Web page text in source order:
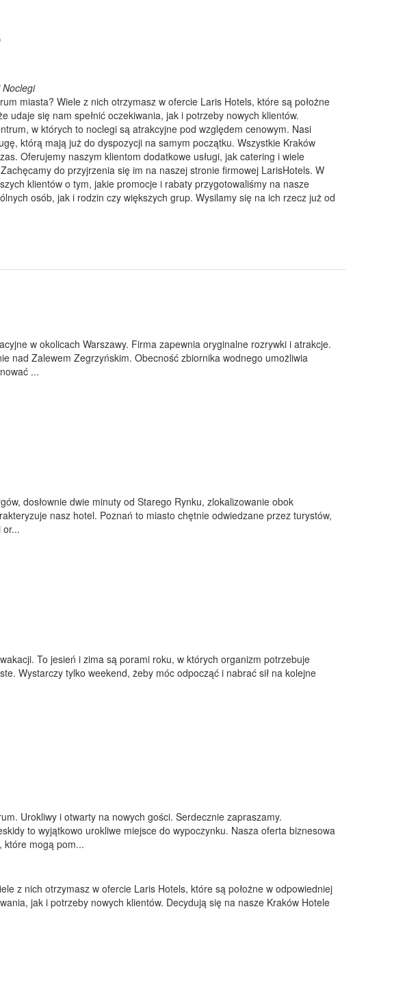
Noclegi
miasta? Wiele z nich otrzymasz w ofercie Laris Hotels, które są położne
udaje się nam spełnić oczekiwania, jak i potrzeby nowych klientów.
w których to noclegi są atrakcyjne pod względem cenowym. Nasi
którą mają już do dyspozycji na samym początku. Wszystkie Kraków
Oferujemy naszym klientom dodatkowe usługi, jak catering i wiele
do przyjrzenia się im na naszej stronie firmowej LarisHotels. W
klientów o tym, jakie promocje i rabaty przygotowaliśmy na nasze
osób, jak i rodzin czy większych grup. Wysilamy się na ich rzecz już od
w okolicach Warszawy. Firma zapewnia oryginalne rozrywki i atrakcje.
nad Zalewem Zegrzyńskim. Obecność zbiornika wodnego umożliwia
...
dosłownie dwie minuty od Starego Rynku, zlokalizowanie obok
nasz hotel. Poznań to miasto chętnie odwiedzane przez turystów,
To jesień i zima są porami roku, w których organizm potrzebuje
Wystarczy tylko weekend, żeby móc odpocząć i nabrać sił na kolejne
Urokliwy i otwarty na nowych gości. Serdecznie zapraszamy.
to wyjątkowo urokliwe miejsce do wypoczynku. Nasza oferta biznesowa
które mogą pom...
z nich otrzymasz w ofercie Laris Hotels, które są położne w odpowiedniej
jak i potrzeby nowych klientów. Decydują się na nasze Kraków Hotele